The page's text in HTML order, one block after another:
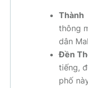
Thành
thông
dân
Đền
tiếng,
phố